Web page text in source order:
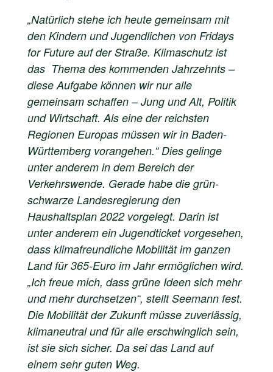
„Natürlich stehe ich heute gemeinsam mit
den Kindern und Jugendlichen von Fridays
for Future auf der Straße. Klimaschutz ist
das Thema des kommenden Jahrzehnts –
diese Aufgabe können wir nur alle
gemeinsam schaffen – Jung und Alt, Politik
und Wirtschaft. Als eine der reichsten
Regionen Europas müssen wir in Baden-
Württemberg vorangehen.“ Dies gelinge
unter anderem in dem Bereich der
Verkehrswende. Gerade habe die grün-
schwarze Landesregierung den
Haushaltsplan 2022 vorgelegt. Darin ist
unter anderem ein Jugendticket vorgesehen,
dass klimafreundliche Mobilität im ganzen
Land für 365-Euro im Jahr ermöglichen wird.
„Ich freue mich, dass grüne Ideen sich mehr
und mehr durchsetzen“, stellt Seemann fest.
Die Mobilität der Zukunft müsse zuverlässig,
klimaneutral und für alle erschwinglich sein,
ist sie sich sicher. Da sei das Land auf
einem sehr guten Weg.